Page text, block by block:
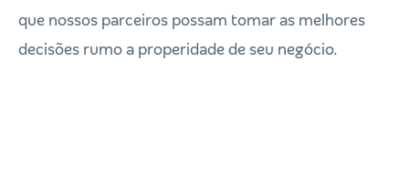
que nossos parceiros possam tomar as melhores
decisões rumo a properidade de seu negócio.